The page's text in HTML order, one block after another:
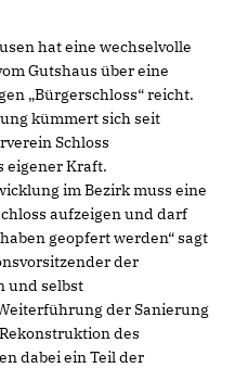
hat eine wechselvolle
Gutshaus über eine
„Bürgerschloss“ reicht.
kümmert sich seit
Schloss
eigener Kraft.
im Bezirk muss eine
aufzeigen und darf
geopfert werden“ sagt
der
und selbst
der Sanierung
des
dabei ein Teil der